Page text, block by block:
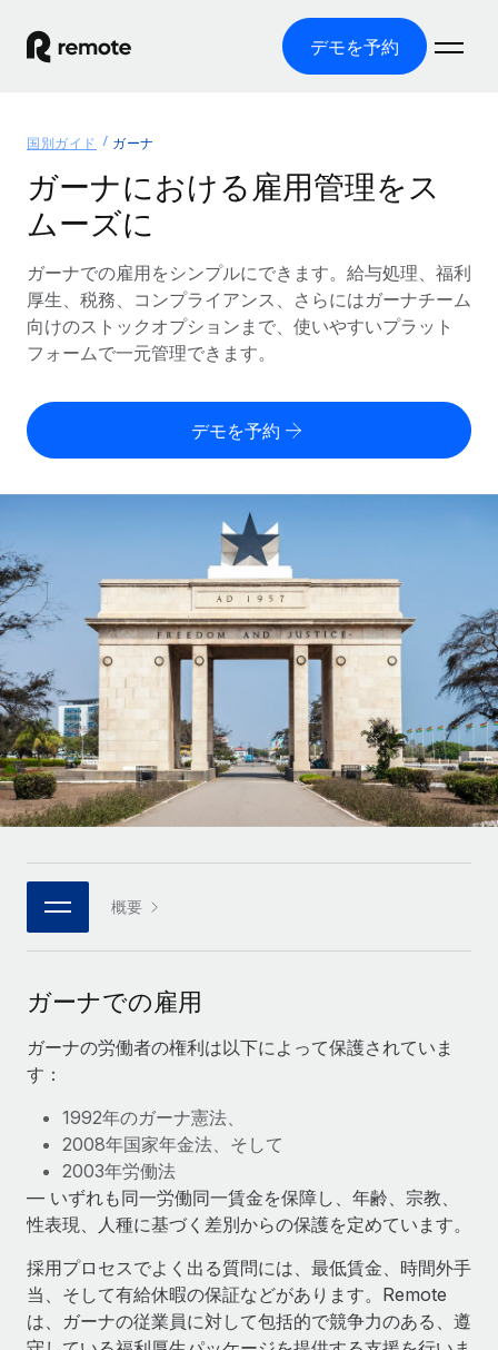
デモを予約
グローバル雇用
グローバル給与処理
コンプライアンス対応の給与処理を手軽に
Employer of Record（EOR）
グローバル展開をコストをかけずに実現
Contractor of Record
世界中の契約社員と法令を遵守して契約
複雑な雇用関連業務を外部委託
Remote統合
人事機能をワークフローにシームレスに統合する
プラットフォーム
チームのための人事の基本機能を内蔵
接続 新しい
当社のMCPを使用して、あらゆるAIツールをRemoteに接続
統合
基本的なビジネスツールを活用して業務プロセスを効率化す
専門家に相談
バックグラウンドチェック
候補者の選考プロセスをシンプルに
Compliance Watchtower
デバイス管理
ITデバイスを世界規模で提供・管理
ソリューション
各国の制度に対応
国別ガイド
/国別のグローバル雇用支援を検索する
Remoteを他社と比較
スタートアップ
成長中の企業向けのアジャイルなグローバルHR・給与処理ソ
リューション
ミッドマーケット
カスタマイズされた人事ソリューションでチームを拡大する
企業
大企業向けのグローバルHR
パートナーに登録
戦略的テクノロジーパートナー
グローバルな人事機能を柔軟に自社プラットフォームへ統合
当社とのパートナーシップの可能性を検討する
Remote Build 近日リリース予定
活用事例
リソース
ツールと計算ツール
従業員コスト計算ツール
契約社員の報酬計算ツール
グローバルな契約社員向けに、通貨オプションと支払スピー
REMOTEで学習
リサーチおよびガイド
活用事例
HR用語集
チェックリストおよびテンプレート
職務内容ライブラリ
ウェビナー
イベント
ニュースルーム
給与・人材情報
サポートを依頼する
すべてのリソースを表示する
グローバル給与処理
EORおよびPEO
価格
English
Français
Español
Italiano
Português (Portugal)
日本語
한국어
ログイン
国別ガイド ガーナ
ガーナにおける雇用管理をス
ムーズに
ガーナでの雇用をシンプルにできます。給与処理、福利
厚生、税務、コンプライアンス、さらにはガーナチーム
向けのストックオプションまで、使いやすいプラット
フォームで一元管理できます。
デモを予約
概要
ガーナでの雇用
ガーナの労働者の権利は以下によって保護されていま
す：
1992年のガーナ憲法、
2008年国家年金法、そして
2003年労働法
— いずれも同一労働同一賃金を保障し、年齢、宗教、
性表現、人種に基づく差別からの保護を定めています。
採用プロセスでよく出る質問には、最低賃金、時間外手
当、そして有給休暇の保証などがあります。Remote
は、ガーナの従業員に対して包括的で競争力のある、遵